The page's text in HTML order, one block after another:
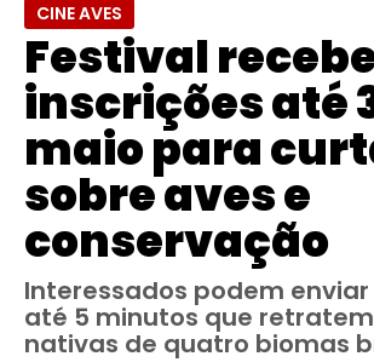
CINE AVES
Festival
inscrições até
maio para
sobre aves e
conservação
Interessados podem
até 5 minutos que
nativas de quatro biomas